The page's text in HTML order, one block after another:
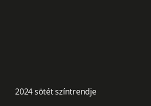
2024 sötét színtrendje